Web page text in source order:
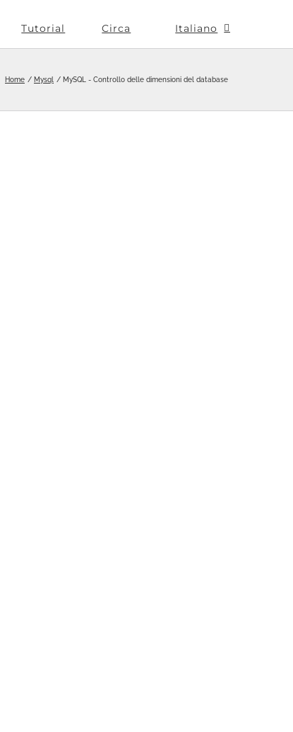
Tutorial Circa Italiano
Home Mysql MySQL - Controllo delle dimensioni del database